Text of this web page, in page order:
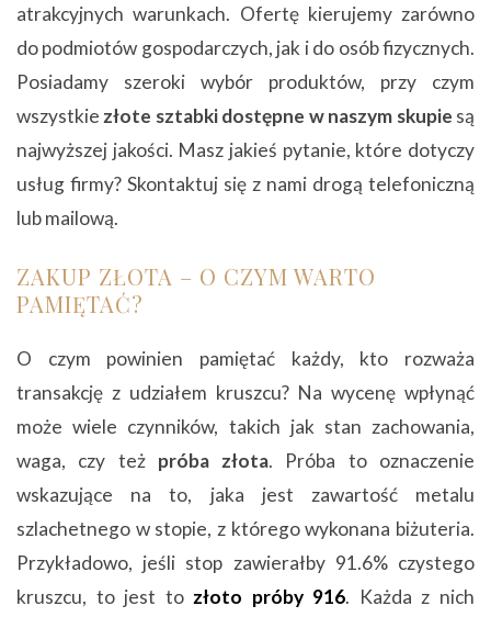
atrakcyjnych warunkach. Ofertę kierujemy zarówno
do podmiotów gospodarczych, jak i do osób fizycznych.
Posiadamy szeroki wybór produktów, przy czym
wszystkie złote sztabki dostępne w naszym skupie są
najwyższej jakości. Masz jakieś pytanie, które dotyczy
usług firmy? Skontaktuj się z nami drogą telefoniczną
lub mailową.
ZAKUP ZŁOTA – O CZYM WARTO
PAMIĘTAĆ?
O czym powinien pamiętać każdy, kto rozważa
transakcję z udziałem kruszcu? Na wycenę wpłynąć
może wiele czynników, takich jak stan zachowania,
waga, czy też próba złota. Próba to oznaczenie
wskazujące na to, jaka jest zawartość metalu
szlachetnego w stopie, z którego wykonana biżuteria.
Przykładowo, jeśli stop zawierałby 91.6% czystego
kruszcu, to jest to złoto próby 916. Każda z nich